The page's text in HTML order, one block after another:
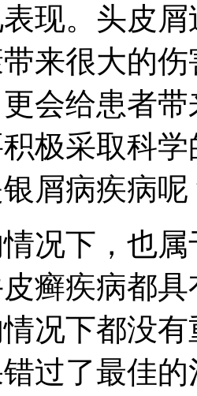
现。头皮
来很大的
会给患者
极采取科
屑病疾病呢
况下，也
癣疾病都
况下都没
过了最佳